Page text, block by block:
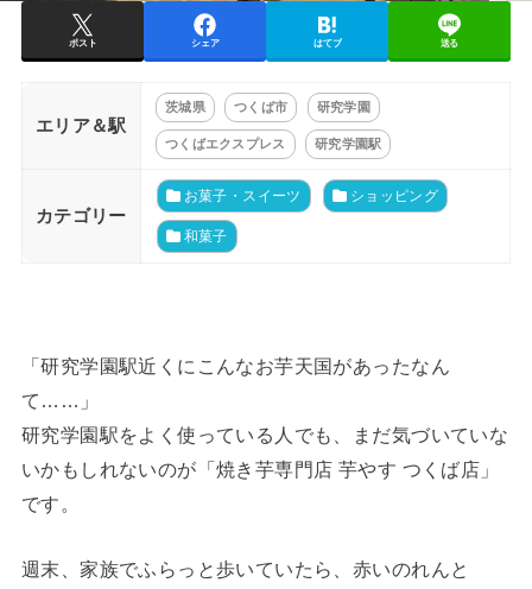
ポスト シェア はてブ 送る
エリア＆駅
茨城県 つくば市 研究学園
つくばエクスプレス 研究学園駅
カテゴリー
お菓子・スイーツ ショッピング
和菓子
「研究学園駅近くにこんなお芋天国があったなん
て……」
研究学園駅をよく使っている人でも、まだ気づいていな
いかもしれないのが「焼き芋専門店 芋やす つくば店」
です。
週末、家族でふらっと歩いていたら、赤いのれんと